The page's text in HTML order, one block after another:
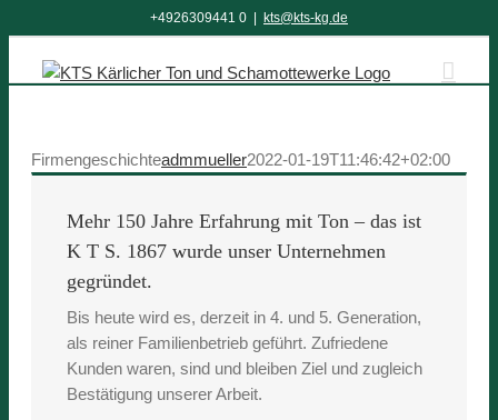
Inhalt
springen
+4926309441 0 kts@kts-kg.de
Firmengeschichteadmmueller2022-01-19T11:46:42+02:00
Mehr 150 Jahre Erfahrung mit Ton – das ist
K T S. 1867 wurde unser Unternehmen
gegründet.
Bis heute wird es, derzeit in 4. und 5. Generation,
als reiner Familienbetrieb geführt. Zufriedene
Kunden waren, sind und bleiben Ziel und zugleich
Bestätigung unserer Arbeit.